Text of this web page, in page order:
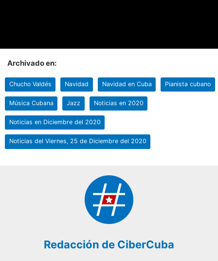
Archivado en:
Chucho Valdés Navidad Navidad en Cuba Pianista cubano
Música Cubana Jazz Noticias en 2020
Noticias en Diciembre del 2020
Noticias del Viernes, 25 de Diciembre del 2020
Redacción de CiberCuba